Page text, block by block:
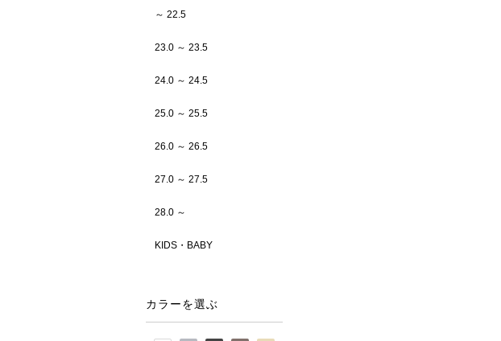
～ 22.5
23.0 ～ 23.5
24.0 ～ 24.5
25.0 ～ 25.5
26.0 ～ 26.5
27.0 ～ 27.5
28.0 ～
KIDS・BABY
カラーを選ぶ